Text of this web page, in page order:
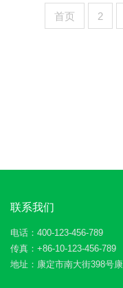
首页 2
联系我们
电话：400-123-456-789
传真：+86-10-123-456-789
地址：康定市南大街398号